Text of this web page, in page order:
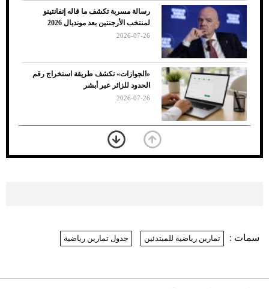
7 نصائح لاختيار لون البنطلون المناسب للقميص
الأسود
رسالة مسربة تكشف ما قاله إنفانتينو
لمنتخب الأرجنتين بعد مونديال 2026
2026-07-26
«الجوازات» تكشف طريقة استخراج رقم
الحدود للزائر عبر أبشر
2026-07-26
بعد 7 أشهر من تعرضه لحادث مروع.. جوشوا
يفوز على برينغا بـ"الضربة القاضية" (فيديو)
سمات : تمارين رياضية للمبتدئين جدول تمارين رياضية